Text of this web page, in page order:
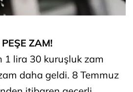
ZAM!
1 lira 30 kuruşluk zam
daha geldi. 8 Temmuz